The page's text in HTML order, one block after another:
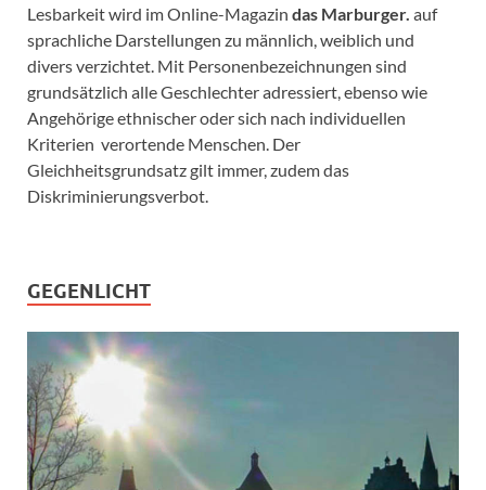
Lesbarkeit wird im Online-Magazin das Marburger. auf
sprachliche Darstellungen zu männlich, weiblich und
divers verzichtet. Mit Personenbezeichnungen sind
grundsätzlich alle Geschlechter adressiert, ebenso wie
Angehörige ethnischer oder sich nach individuellen
Kriterien verortende Menschen. Der
Gleichheitsgrundsatz gilt immer, zudem das
Diskriminierungsverbot.
GEGENLICHT